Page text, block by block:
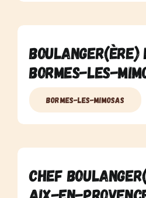
Boulanger(ère)
Bormes-Les-
Bormes-Les-Mimosas
Chef